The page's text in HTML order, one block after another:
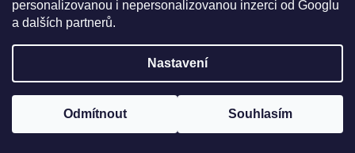
personalizovanou i nepersonalizovanou inzerci od Googlu
a dalších partnerů.
Nastavení
Odmítnout Souhlasím
O nás